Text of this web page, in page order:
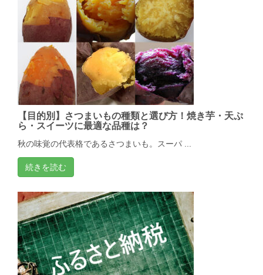
【目的別】さつまいもの種類と選び方！焼き芋・天ぷ
ら・スイーツに最適な品種は？
秋の味覚の代表格であるさつまいも。スーパ ...
続きを読む